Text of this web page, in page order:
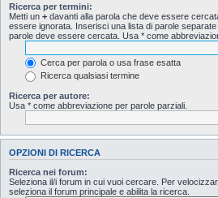
Ricerca per termini:
Metti un + davanti alla parola che deve essere
essere ignorata. Inserisci una lista di parole separate
parole deve essere cercata. Usa * come
Cerca per parola o usa frase esatta
Ricerca qualsiasi termine
Ricerca per autore:
Usa * come abbreviazione per parole parziali.
OPZIONI DI RICERCA
Ricerca nei forum:
Seleziona il/i forum in cui vuoi cercare. Per
seleziona il forum principale e abilita la ricerca.